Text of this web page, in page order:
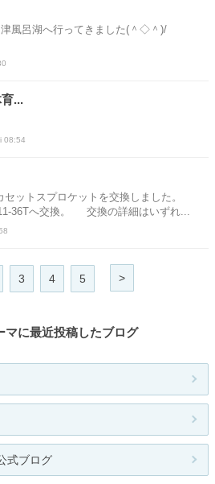
風呂湖へ行ってきました(＾◇＾)/
...
08:54
ットスプロケットを交換しました。
36Tへ交換。 交換の詳細はいずれ...
3 4 5 >
マに最近投稿したブログ
式ブログ